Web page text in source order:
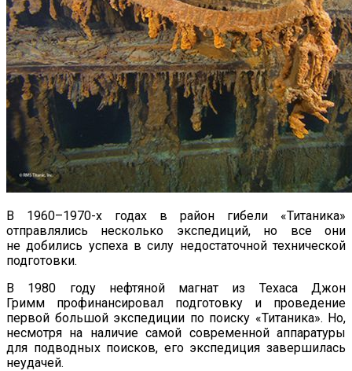
В 1960–1970-х годах в район гибели «Титаника»
отправлялись несколько экспедиций, но все они
не добились успеха в силу недостаточной технической
подготовки.
В 1980 году нефтяной магнат из Техаса Джон
Гримм профинансировал подготовку и проведение
первой большой экспедиции по поиску «Титаника». Но,
несмотря на наличие самой современной аппаратуры
для подводных поисков, его экспедиция завершилась
неудачей.